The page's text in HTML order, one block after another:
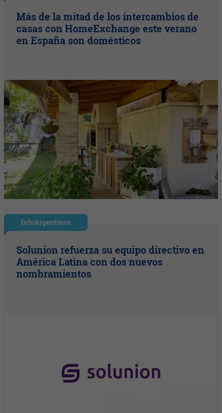
Más de la mitad de los intercambios de
casas con HomeExchange este verano
en España son domésticos
InfoArgentinos
Solunion refuerza su equipo directivo en
América Latina con dos nuevos
nombramientos